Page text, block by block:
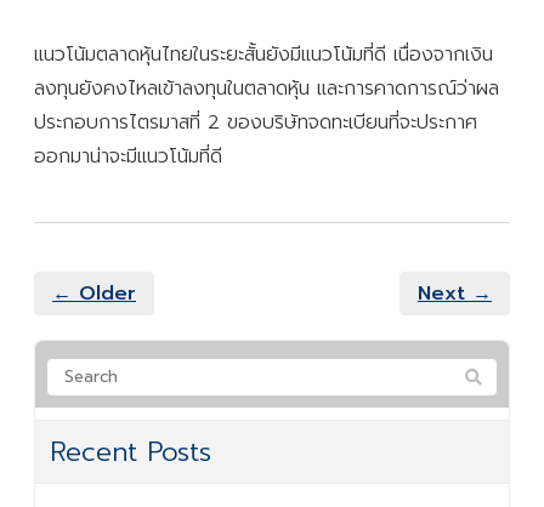
แนวโน้มตลาดหุ้นไทยในระยะสั้นยังมีแนวโน้มที่ดี เนื่องจากเงิน
ลงทุนยังคงไหลเข้าลงทุนในตลาดหุ้น และการคาดการณ์ว่าผล
ประกอบการไตรมาสที่ 2 ของบริษัทจดทะเบียนที่จะประกาศ
ออกมาน่าจะมีแนวโน้มที่ดี
← Older Next →
Recent Posts